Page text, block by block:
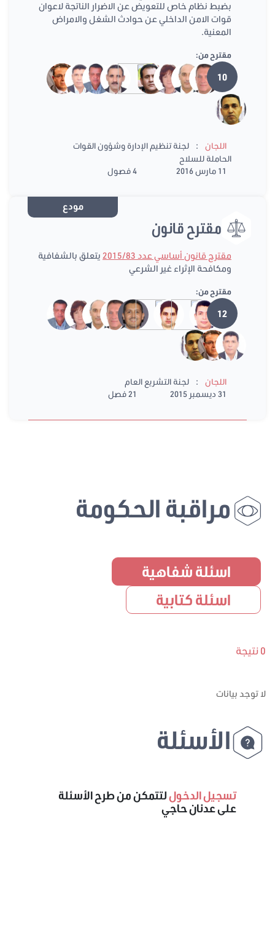
بضبط نظام خاص للتعويض عن الاضرار الناتجة لاعوان
قوات الامن الداخلي عن حوادث الشغل والامراض
المعنية.
مقترح من:
10
اللجان :
لجنة تنظيم الإدارة وشؤون القوات
الحاملة للسلاح
11 مارس 2016
4 فصول
مودع
مقترح قانون
مقترح قانون أساسي عدد 2015/83
يتعلق بالشفافية
ومكافحة الإثراء غير الشرعي
مقترح من:
12
اللجان :
لجنة التشريع العام
31 ديسمبر 2015
21 فصل
مراقبة الحكومة
اسئلة شفاهية
اسئلة كتابية
0 نتيجة
لا توجد بيانات
الأسئلة
تسجيل الدخوللتتمكن من طرح الأسئلة
على عدنان حاجي